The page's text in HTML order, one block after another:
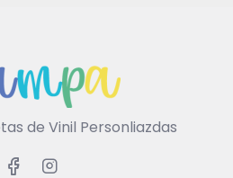
de Vinil Personliazdas